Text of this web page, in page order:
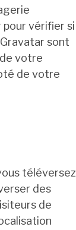
pour vérifier si
sont
votre
de votre
téléversez
des
de